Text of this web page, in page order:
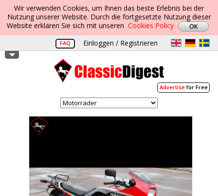
Wir verwenden Cookies, um Ihnen das beste Erlebnis bei der
Nutzung unserer Website. Durch die fortgesetzte Nutzung dieser
Website erklären Sie sich mit unseren Cookies Policy
FAQ Einloggen / Registrieren
Advertisefor Free